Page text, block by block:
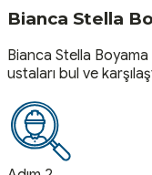
Bianca Stella
Bianca Stella Boyama
ustaları bul ve